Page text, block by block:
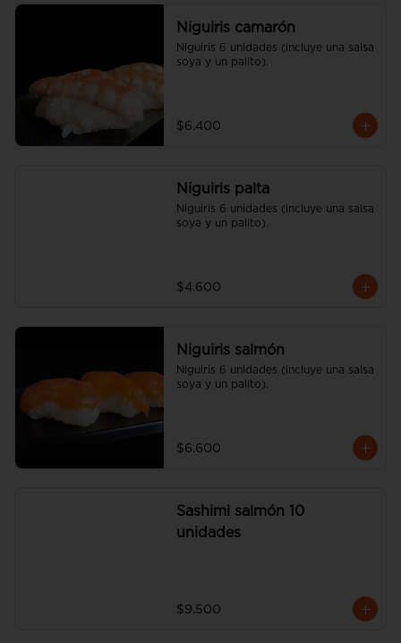
Niguiris camarón
Niguiris 6 unidades (incluye una salsa
soya y un palito).
$6.400
Niguiris palta
Niguiris 6 unidades (incluye una salsa
soya y un palito).
$4.600
Niguiris salmón
Niguiris 6 unidades (incluye una salsa
soya y un palito).
$6.600
Sashimi salmón 10
unidades
$9.500